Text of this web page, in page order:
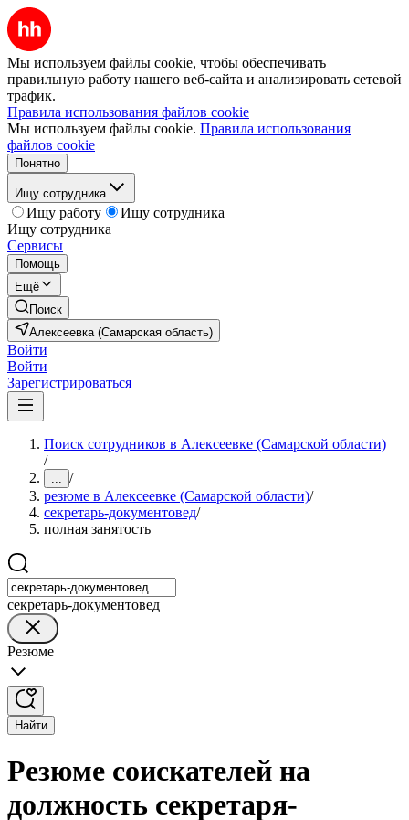
Мы используем файлы cookie, чтобы обеспечивать
правильную работу нашего веб-сайта и анализировать сетевой
трафик.
Правила использования файлов cookie
Мы используем файлы cookie. Правила использования
файлов cookie
Понятно
Ищу сотрудника
Ищу работу
Ищу сотрудника
Ищу сотрудника
Сервисы
Помощь
Ещё
Поиск
Алексеевка (Самарская область)
Войти
Войти
Зарегистрироваться
Поиск сотрудников в Алексеевке (Самарской области)
/
... /
резюме в Алексеевке (Самарской области)/
секретарь-документовед/
полная занятость
секретарь-документовед
Резюме
Найти
Резюме соискателей на
должность секретаря-